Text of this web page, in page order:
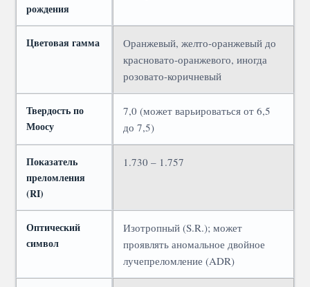
рождения
Цветовая гамма
Оранжевый, желто-оранжевый до
красновато-оранжевого, иногда
розовато-коричневый
Твердость по
Моосу
7,0 (может варьироваться от 6,5
до 7,5)
Показатель
преломления
(RI)
1.730 – 1.757
Оптический
символ
Изотропный (S.R.); может
проявлять аномальное двойное
лучепреломление (ADR)